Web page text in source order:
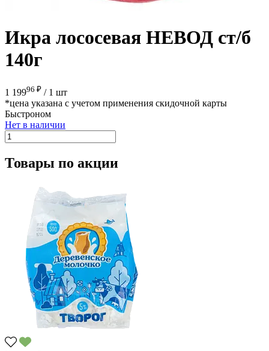
Икра лососевая НЕВОД ст/б
140г
1 19996 ₽ / 1 шт
*цена указана с учетом применения скидочной карты
Быстроном
Нет в наличии
Товары по акции